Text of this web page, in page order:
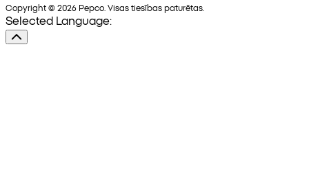
Copyright © 2026 Pepco. Visas tiesības paturētas.
Selected Language: